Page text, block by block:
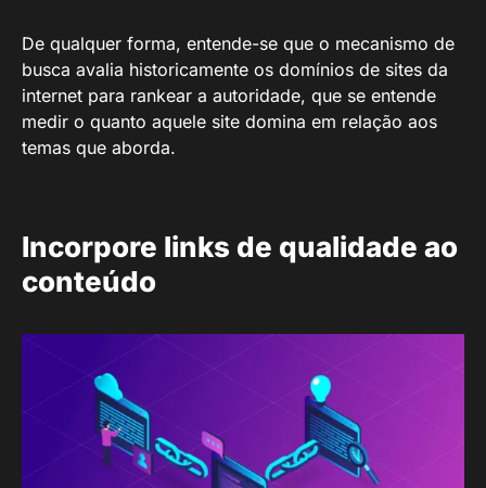
De qualquer forma, entende-se que o mecanismo de
busca avalia historicamente os domínios de sites da
internet para rankear a autoridade, que se entende
medir o quanto aquele site domina em relação aos
temas que aborda.
Incorpore links de qualidade ao
conteúdo